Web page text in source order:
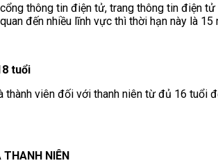
thông tin điện tử, trang thông tin điện
đến nhiều lĩnh vực thì thời hạn này là 15
tuổi
viên đối với thanh niên từ đủ 16 tuổi
THANH NIÊN